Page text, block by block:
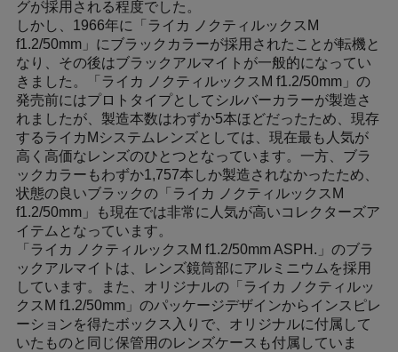
グが採用される程度でした。
しかし、1966年に「ライカ ノクティルックスM
f1.2/50mm」にブラックカラーが採用されたことが転機と
なり、その後はブラックアルマイトが一般的になってい
きました。「ライカ ノクティルックスM f1.2/50mm」の
発売前にはプロトタイプとしてシルバーカラーが製造さ
れましたが、製造本数はわずか5本ほどだったため、現存
するライカMシステムレンズとしては、現在最も人気が
高く高価なレンズのひとつとなっています。一方、ブラ
ックカラーもわずか1,757本しか製造されなかったため、
状態の良いブラックの「ライカ ノクティルックスM
f1.2/50mm」も現在では非常に人気が高いコレクターズア
イテムとなっています。
「ライカ ノクティルックスM f1.2/50mm ASPH.」のブラ
ックアルマイトは、レンズ鏡筒部にアルミニウムを採用
しています。また、オリジナルの「ライカ ノクティルッ
クスM f1.2/50mm」のパッケージデザインからインスピレ
ーションを得たボックス入りで、オリジナルに付属して
いたものと同じ保管用のレンズケースも付属していま